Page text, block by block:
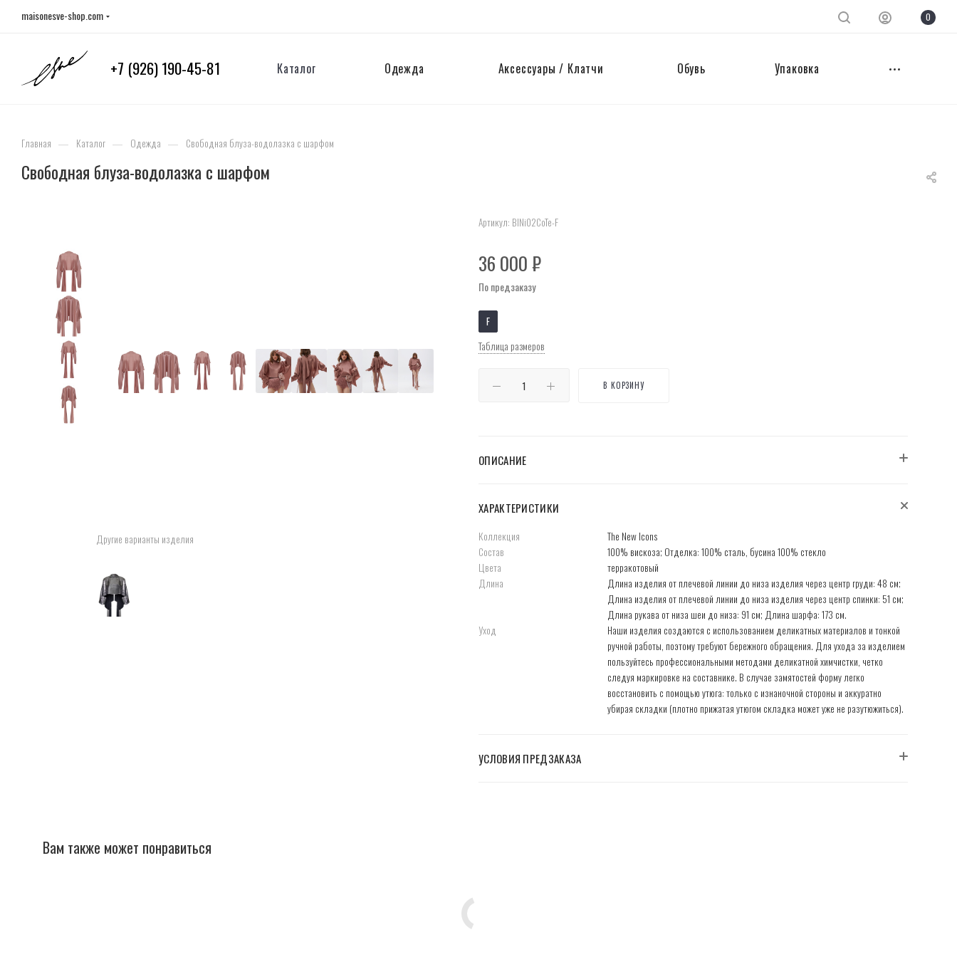
maisonesve-shop.com 0
+7 (926) 190-45-81 Каталог Одежда Аксессуары / Клатчи Обувь Упаковка
Главная — Каталог — Одежда — Свободная блуза-водолазка с шарфом
Свободная блуза-водолазка с шарфом
Другие варианты изделия
Артикул: BlNi02CoTe-F
36 000₽
По предзаказу
F
Таблица размеров
В КОРЗИНУ
ОПИСАНИЕ
ХАРАКТЕРИСТИКИ
Коллекция
The New Icons
Состав
100% вискоза; Отделка: 100% сталь, бусина 100% стекло
Цвета
терракотовый
Длина
Длина изделия от плечевой линии до низа изделия через центр груди: 48 см;
Длина изделия от плечевой линии до низа изделия через центр спинки: 51 см;
Длина рукава от низа шеи до низа: 91 см; Длина шарфа: 173 см.
Уход
Наши изделия создаются с использованием деликатных материалов и тонкой
ручной работы, поэтому требуют бережного обращения. Для ухода за изделием
пользуйтесь профессиональными методами деликатной химчистки, четко
следуя маркировке на составнике. В случае замятостей форму легко
восстановить с помощью утюга: только с изнаночной стороны и аккуратно
убирая складки (плотно прижатая утюгом складка может уже не разутюжиться).
УСЛОВИЯ ПРЕДЗАКАЗА
Вам также может понравиться